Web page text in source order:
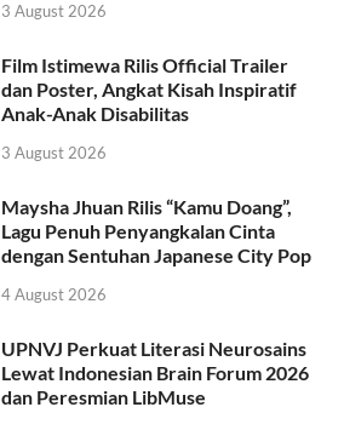
3 August 2026
Film Istimewa Rilis Official Trailer
dan Poster, Angkat Kisah Inspiratif
Anak-Anak Disabilitas
3 August 2026
Maysha Jhuan Rilis “Kamu Doang”,
Lagu Penuh Penyangkalan Cinta
dengan Sentuhan Japanese City Pop
4 August 2026
UPNVJ Perkuat Literasi Neurosains
Lewat Indonesian Brain Forum 2026
dan Peresmian LibMuse